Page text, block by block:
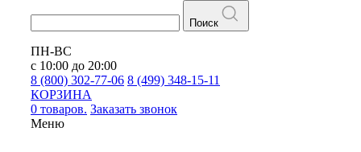
Поиск
ПН-ВС
с 10:00 до 20:00
8 (800) 302-77-06 8 (499) 348-15-11
КОРЗИНА
0 товаров. Заказать звонок
Меню